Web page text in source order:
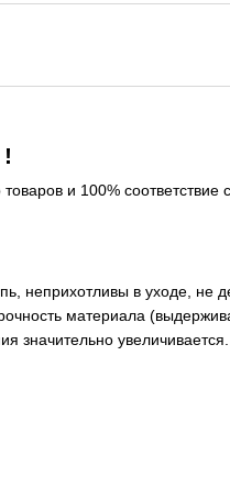
и 100%
неприхотливы в уходе, не
материала
значительно увеличивается.